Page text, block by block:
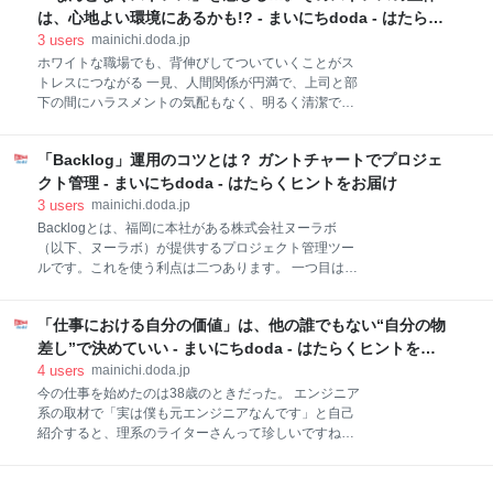
ックオフィス系の仕事をされていた七瀬さん。
ブルを使う際は、見やすさを重視することや元となる
データが最新かつ正確であるか確認することなどに注
ピボットテーブルと関係の深いクロス集計とは ピボッ
トテーブルの活用例（ピボットテーブルでできるこ
と） ピボットテーブルで使われる用語・構成要素 ピボ
け】 1. 集計・分析するためのデータを準備する 2. ピ
ボットテーブルを挿入する 3. 集計するフィールドを
は、心地よい環境にあるかも!? - まいにちdoda - はたらく
ヒントをお届け
3 users mainichi.doda.jp
ホワイトな職場でも、背伸びしてついていくことがス
トレスにつながる 一見、人間関係が円満で、上司と部
下の間にハラスメントの気配もなく、明るく清潔で静
の中には、ホワイトな企業や職場環境に適応できる人
と、そうとも限らない人がいるように私には思われま
す。まず、ホワイトな環境に適応できる人について。
そういう人を、ここでは「ホワイトさん」と呼んでお
きましょうか。 「ホワイトさん」は社内の人間関係が
円満になるほど、コミュニケーションが丁寧になり、
ライアンスを遵守して働ける人材。令和の模範とみな
される人材だと言えるでしょう。 ですが、誰もが「ホ
ワイトさん」なわけではありません。社内の丁寧なコ
ミュニケーションについて
「Backlog」運用のコツとは？ ガントチャートでプロジェ
クト管理 - まいにちdoda - はたらくヒントをお届け
3 users mainichi.doda.jp
Backlogとは、福岡に本社がある株式会社ヌーラボ
（以下、ヌーラボ）が提供するプロジェクト管理ツー
ルです。これを使う利点は二つあります。 一つ目は、
高いガントチャートが自動作成されているため、プロ
ジェクトメンバーのセルフマネジメントを促します。
また、「カンバンボード」機能によって、タスクの状
態を一目で把握できます。 二つ目は、Git機能が搭載さ
れていること。これによりコード管理が可能になりま
す。 ただし、Backlogには特別な運用マナーがありま
「仕事における自分の価値」は、他の誰でもない“自分の物
差し”で決めていい - まいにちdoda - はたらくヒントをお
届け
4 users mainichi.doda.jp
今の仕事を始めたのは38歳のときだった。 エンジニア
系の取材で「実は僕も元エンジニアなんです」と自己
紹介すると、理系のライターさんって珍しいですね、